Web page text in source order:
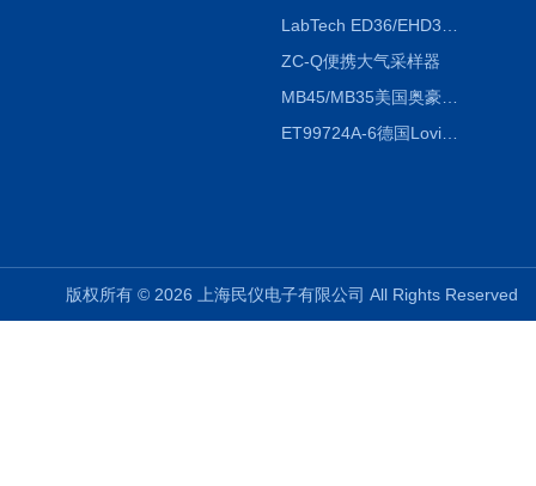
ZC-Q便携大气采样器
MB45/MB35美国奥豪斯OHAUS MB45/MB35卤素红外水分测定仪
ET99724A-6德国Lovibond ET99724A-6微电脑BOD测定仪
版权所有 © 2026 上海民仪电子有限公司 All Rights